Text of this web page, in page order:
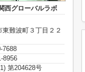
西グローバルラボ
難波町３丁目２２
7688
8956
第204628号